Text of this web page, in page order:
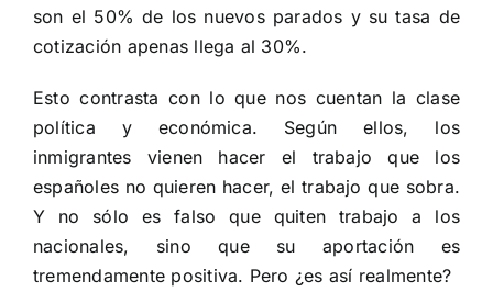
son el 50% de los nuevos parados y su tasa de
cotización apenas llega al 30%.
Esto contrasta con lo que nos cuentan la clase
política y económica. Según ellos, los
inmigrantes vienen hacer el trabajo que los
españoles no quieren hacer, el trabajo que sobra.
Y no sólo es falso que quiten trabajo a los
nacionales, sino que su aportación es
tremendamente positiva. Pero ¿es así realmente?